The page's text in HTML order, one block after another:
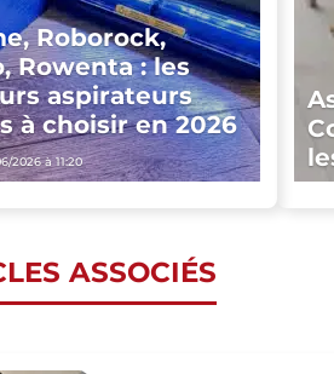
Roborock,
Rowenta : les
aspirateurs
à choisir en 2026
2026 à 11:20
ASSOCIÉS